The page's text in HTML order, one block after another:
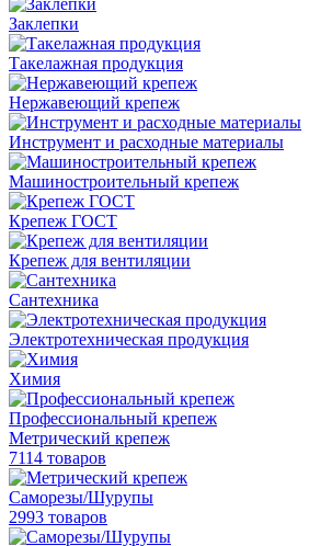
Заклепки
Такелажная продукция
Нержавеющий крепеж
Инструмент и расходные материалы
Машиностроительный крепеж
Крепеж ГОСТ
Крепеж для вентиляции
Сантехника
Электротехническая продукция
Химия
Профессиональный крепеж
Метрический крепеж
7114 товаров
Саморезы/Шурупы
2993 товаров